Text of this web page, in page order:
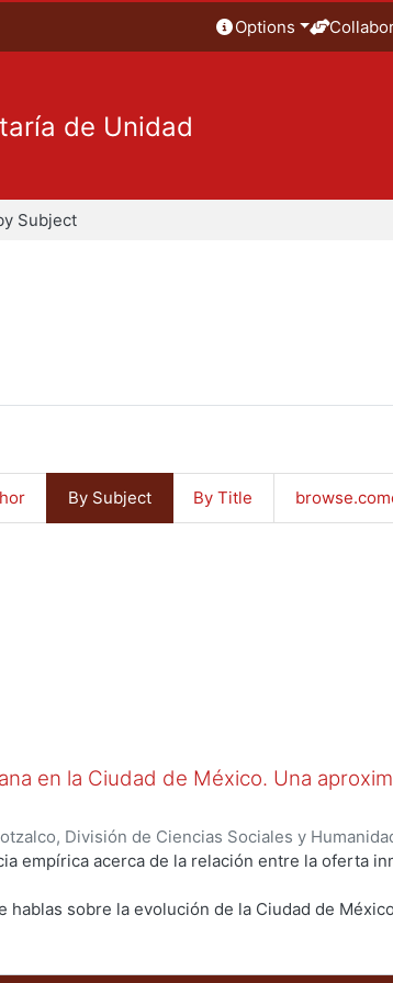
Options
de Unidad
Subject
By Subject By Title
en la Ciudad de México. Una
División de Ciencias Sociales y
Guillermo
empírica acerca de la relación entre la oferta
sobre la evolución de la Ciudad de